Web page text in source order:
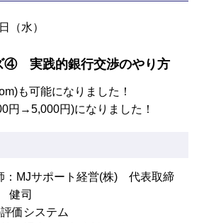
（水）
④ 実践的銀行交渉のやり方
も可能になりました！
円→5,000円)になりました！
MJサポート経営(株) 代表取締
司
価システム